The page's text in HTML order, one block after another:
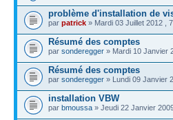
problème d'installation de
par patrick » Mardi 03 Juillet 2012 ,
Résumé des comptes
par sonderegger » Mardi 10 Janvier
Résumé des comptes
par sonderegger » Lundi 09 Janvier
installation VBW
par bmoussa » Jeudi 22 Janvier